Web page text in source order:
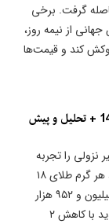
گرفت. برخی
از نیمه روز،
کند و قیمت‌ها
قیمت طلا، سکه و ارز: دوشنبه 28 اردیبهشت ماه 1405 + تحلیل و پیش
ماه مسیر نزولی را تجربه
کرد. بر اساس نرخ‌های اعلامی اتحادیه طلا و جواهر، هر گرم طلای ۱۸
عیار از کانال ۱۹ میلیون تومانی پایین‌تر آمد و به ۱۸ میلیون و ۹۵۲ هزار
تومان رسید. همچنین سکه تمام بهار آزادی طرح جدید با کاهش ۲